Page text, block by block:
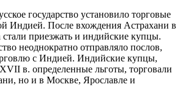
государство установило торговые
Индией. После вхождения Астрахани в
стали приезжать и индийские купцы.
неоднократно отправляло послов,
с Индией. Индийские купцы,
в. определенные льготы, торговали
но и в Москве, Ярославле и